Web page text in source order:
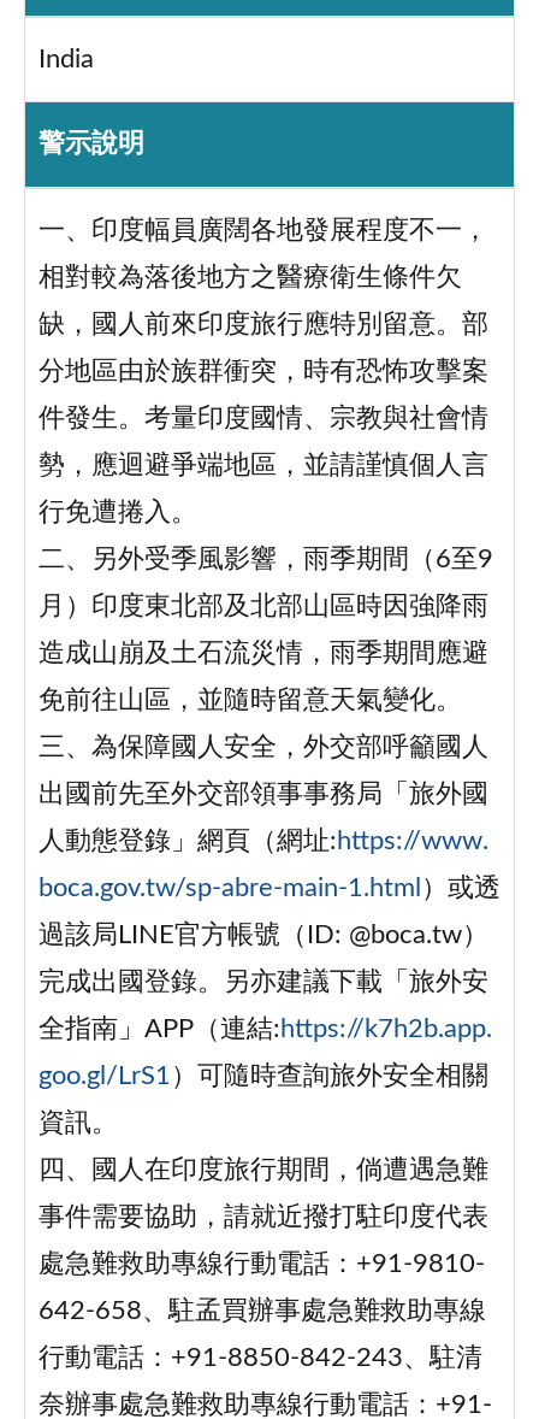
India
警示說明
一、印度幅員廣闊各地發展程度不一，
相對較為落後地方之醫療衛生條件欠
缺，國人前來印度旅行應特別留意。部
分地區由於族群衝突，時有恐怖攻擊案
件發生。考量印度國情、宗教與社會情
勢，應迴避爭端地區，並請謹慎個人言
行免遭捲入。
二、另外受季風影響，雨季期間（6至9
月）印度東北部及北部山區時因強降雨
造成山崩及土石流災情，雨季期間應避
免前往山區，並隨時留意天氣變化。
三、為保障國人安全，外交部呼籲國人
出國前先至外交部領事事務局「旅外國
人動態登錄」網頁（網址: https://www.
boca.gov.tw/sp-abre-main-1.html ）或透
過該局LINE官方帳號（ID: @boca.tw）
完成出國登錄。另亦建議下載「旅外安
全指南」APP（連結: https://k7h2b.app.
goo.gl/LrS1 ）可隨時查詢旅外安全相關
資訊。
四、國人在印度旅行期間，倘遭遇急難
事件需要協助，請就近撥打駐印度代表
處急難救助專線行動電話：+91-9810-
642-658、駐孟買辦事處急難救助專線
行動電話：+91-8850-842-243、駐清
奈辦事處急難救助專線行動電話：+91-